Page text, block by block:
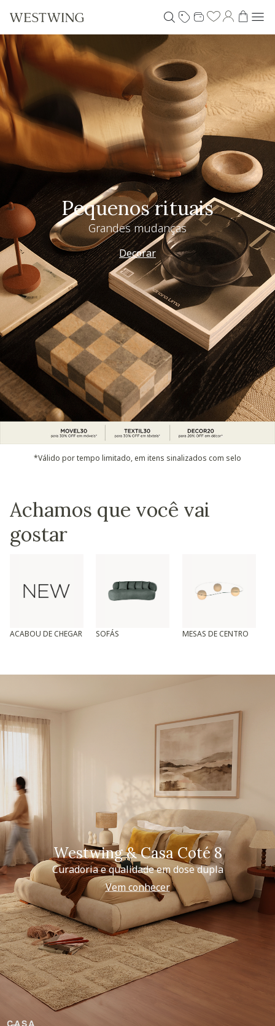
Pequenos rituais
Grandes mudanças
Decorar
*Válido por tempo limitado, em itens sinalizados com selo
Achamos que você vai
gostar
ACABOU DE CHEGAR SOFÁS MESAS DE CENTRO
Westwing & Casa Coté 8
Curadoria e qualidade em dose dupla
Vem conhecer